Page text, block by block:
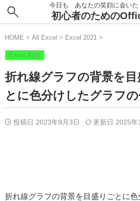
今日も あなたの笑顔に会いた
初心者のための
HOME > All Excel > Excel 2021 >
Excel 2021
折れ線グラフの背景を
とに色分けしたグラフ
投稿日 2023年9月3日 更新日 2025年
折れ線グラフの背景を目盛りごとに色